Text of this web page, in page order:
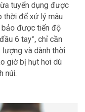
tuyển dụng được
thời để xử lý mâu
bảo được tiến độ
6 tay”, chỉ cần
lượng và dành thời
giờ bị hụt hơi dù
núi.